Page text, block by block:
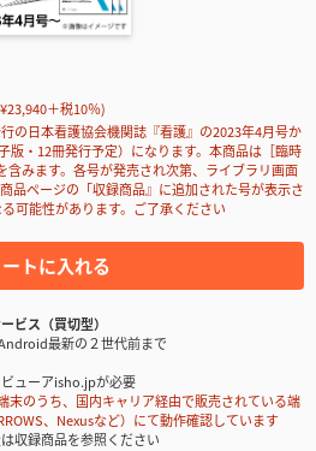
＋税10％)
の日本看護協会機関誌『看護』の2023年4月号か
版・12冊発行予定）になります。本商品は［臨時
みます。各号が発売され次第、ライブラリ画面
品ページの「収録商品』に追加された号が表示さ
可能性があります。ご了承ください
トに入れる
ビス（買切型）
最新の２世代前まで
ューアisho.jpが必要
のうち、国内キャリア経由で販売されている端
、Nexusなど）にて動作確認しています
収録商品を参照ください